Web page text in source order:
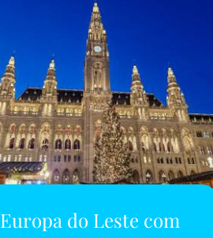
Europa do Leste com